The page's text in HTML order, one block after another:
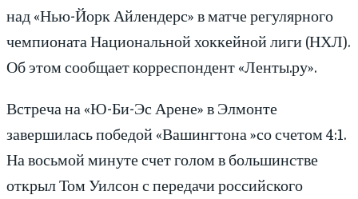
над «Нью-Йорк Айлендерс» в матче регулярного
чемпионата Национальной хоккейной лиги (НХЛ).
Об этом сообщает корреспондент «Ленты.ру».
Встреча на «Ю-Би-Эс Арене» в Элмонте
завершилась победой «Вашингтона »со счетом 4:1.
На восьмой минуте счет голом в большинстве
открыл Том Уилсон с передачи российского